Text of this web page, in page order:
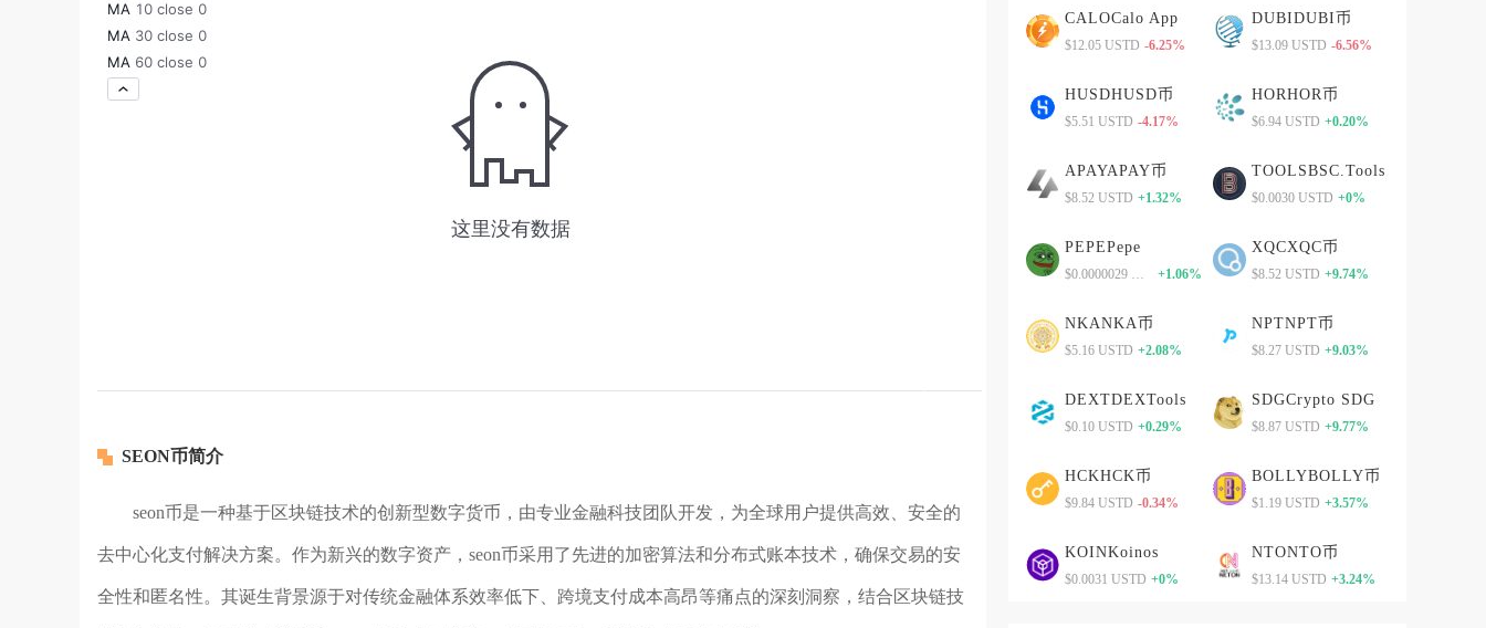
SEON币简介
seon币是一种基于区块链技术的创新型数字货币，由专业金融科技团队开发，为全球用户提供高效、安全的
去中心化支付解决方案。作为新兴的数字资产，seon币采用了先进的加密算法和分布式账本技术，确保交易的安
全性和匿名性。其诞生背景源于对传统金融体系效率低下、跨境支付成本高昂等痛点的深刻洞察，结合区块链技
CALOCalo App
$12.05 USTD -6.25%
DUBIDUBI币
$13.09 USTD -6.56%
HUSDHUSD币
$5.51 USTD -4.17%
HORHOR币
$6.94 USTD +0.20%
APAYAPAY币
$8.52 USTD +1.32%
TOOLSBSC.Tools
$0.0030 USTD +0%
PEPEPepe
$0.0000029 USTD +1.06%
XQCXQC币
$8.52 USTD +9.74%
NKANKA币
$5.16 USTD +2.08%
NPTNPT币
$8.27 USTD +9.03%
DEXTDEXTools
$0.10 USTD +0.29%
SDGCrypto SDG
$8.87 USTD +9.77%
HCKHCK币
$9.84 USTD -0.34%
BOLLYBOLLY币
$1.19 USTD +3.57%
KOINKoinos
$0.0031 USTD +0%
NTONTO币
$13.14 USTD +3.24%